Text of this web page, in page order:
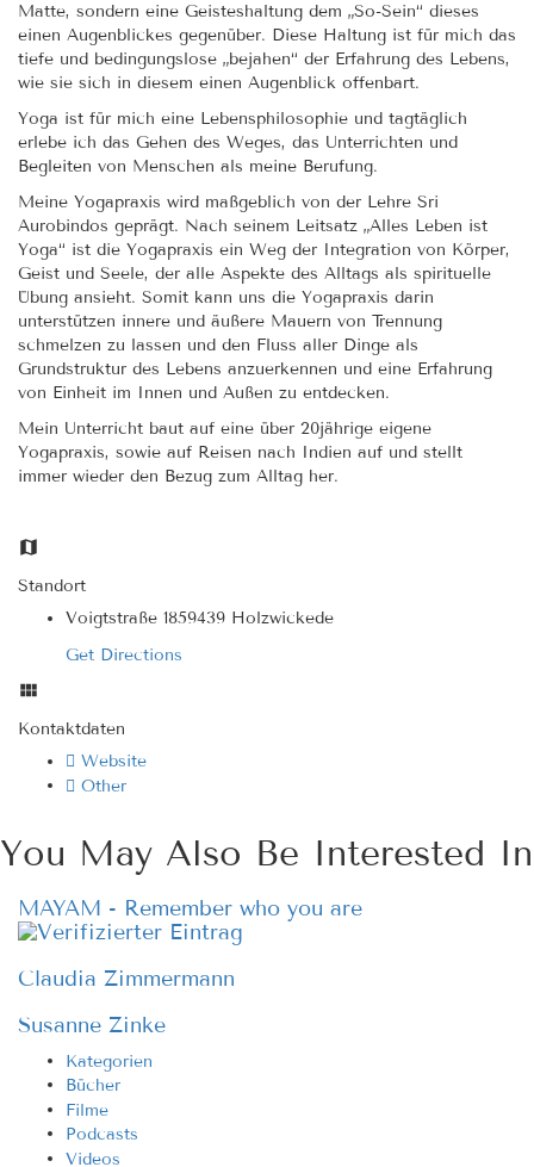
Matte, sondern eine Geisteshaltung dem „So-Sein“ dieses
einen Augenblickes gegenüber. Diese Haltung ist für mich das
tiefe und bedingungslose „bejahen“ der Erfahrung des Lebens,
wie sie sich in diesem einen Augenblick offenbart.
Yoga ist für mich eine Lebensphilosophie und tagtäglich
erlebe ich das Gehen des Weges, das Unterrichten und
Begleiten von Menschen als meine Berufung.
Meine Yogapraxis wird maßgeblich von der Lehre Sri
Aurobindos geprägt. Nach seinem Leitsatz „Alles Leben ist
Yoga“ ist die Yogapraxis ein Weg der Integration von Körper,
Geist und Seele, der alle Aspekte des Alltags als spirituelle
Übung ansieht. Somit kann uns die Yogapraxis darin
unterstützen innere und äußere Mauern von Trennung
schmelzen zu lassen und den Fluss aller Dinge als
Grundstruktur des Lebens anzuerkennen und eine Erfahrung
von Einheit im Innen und Außen zu entdecken.
Mein Unterricht baut auf eine über 20jährige eigene
Yogapraxis, sowie auf Reisen nach Indien auf und stellt
immer wieder den Bezug zum Alltag her.
Standort
Voigtstraße 1859439 Holzwickede
Get Directions
Kontaktdaten
Website
Other
You May Also Be Interested In
MAYAM - Remember who you are
Claudia Zimmermann
Susanne Zinke
Kategorien
Bücher
Filme
Podcasts
Videos